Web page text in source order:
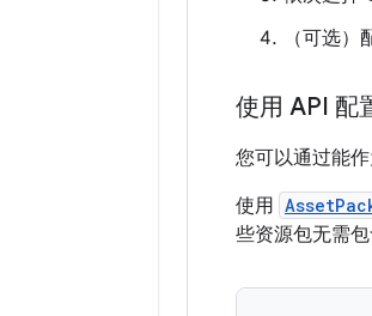
（可选
使用 API 配
您可以通过能
使用
些资源包无需